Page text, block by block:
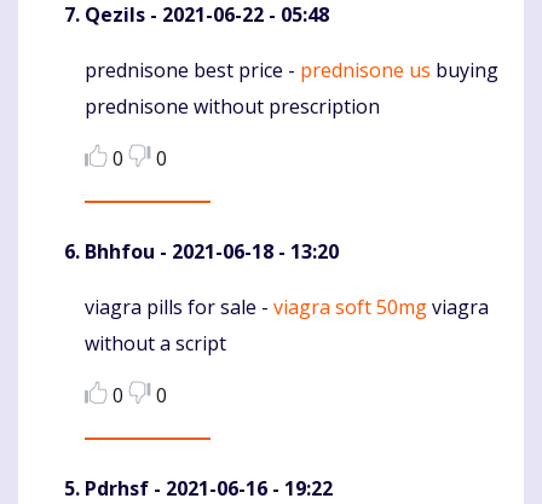
Qezils - 2021-06-22 - 05:48
Komentaras
prednisone best price - prednisone us buying
prednisone without prescription
0
0
Bhhfou - 2021-06-18 - 13:20
Komentaras
viagra pills for sale - viagra soft 50mgviagra
without a script
0
0
Pdrhsf - 2021-06-16 - 19:22